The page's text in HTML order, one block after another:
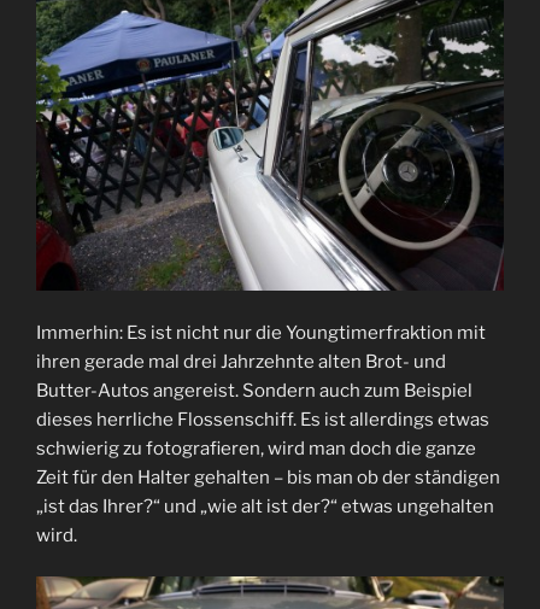
Immerhin: Es ist nicht nur die Youngtimerfraktion mit
ihren gerade mal drei Jahrzehnte alten Brot- und
Butter-Autos angereist. Sondern auch zum Beispiel
dieses herrliche Flossenschiff. Es ist allerdings etwas
schwierig zu fotografieren, wird man doch die ganze
Zeit für den Halter gehalten – bis man ob der ständigen
„ist das Ihrer?“ und „wie alt ist der?“ etwas ungehalten
wird.